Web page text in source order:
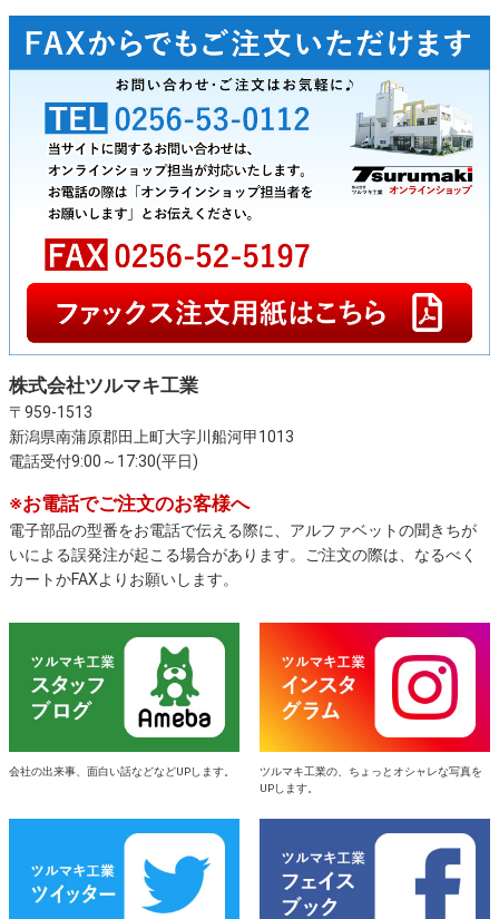
株式会社ツルマキ工業
〒959-1513
新潟県南蒲原郡田上町大字川船河甲1013
電話受付9:00～17:30(平日)
※お電話でご注文のお客様へ
電子部品の型番をお電話で伝える際に、アルファベットの聞きちが
いによる誤発注が起こる場合があります。ご注文の際は、なるべく
カートかFAXよりお願いします。
会社の出来事、面白い話などなどUPします。
ツルマキ工業の、ちょっとオシャレな写真を
UPします。